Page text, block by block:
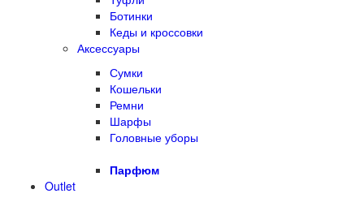
Ботинки
Кеды и кроссовки
Аксессуары
Сумки
Кошельки
Ремни
Шарфы
Головные уборы
Парфюм
Outlet